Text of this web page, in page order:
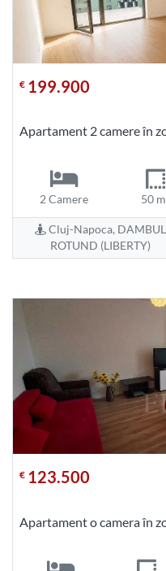
€ 199.900
Apartament 2 camere în
2 Camere 50
Cluj-Napoca, DAMBUL
ROTUND (LIBERTY)
€ 123.500
Apartament o camera în